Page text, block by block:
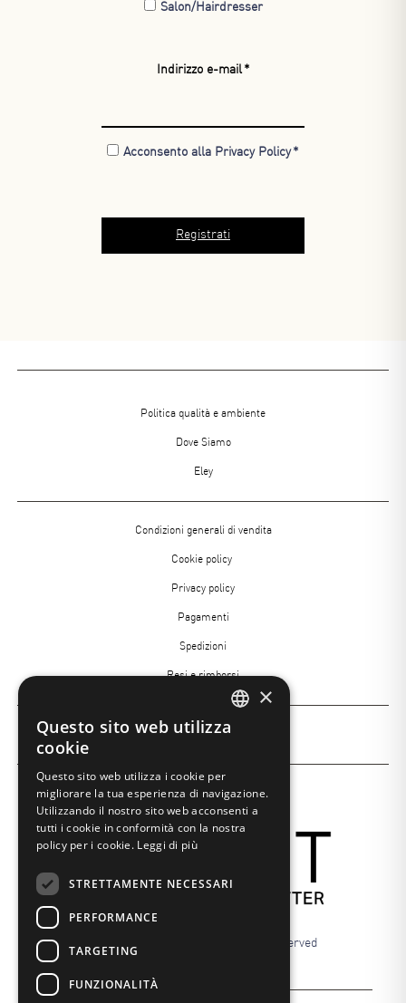
Salon/Hairdresser
Indirizzo e-mail
Acconsento alla Privacy Policy
Politica qualità e ambiente
Dove Siamo
Eley
Condizioni generali di vendita
Cookie policy
Privacy policy
Pagamenti
Spedizioni
Resi e rimborsi
Menù
Footer
Insight Academy
P.iva 02084561204 © 2022 all rights reserved
SPANISH
×
Questo sito web utilizza
cookie
Questo sito web utilizza i cookie per
migliorare la tua esperienza di navigazione.
Utilizzando il nostro sito web acconsenti a
tutti i cookie in conformità con la nostra
policy per i cookie. Leggi di più
STRETTAMENTE NECESSARI
PERFORMANCE
TARGETING
FUNZIONALITÀ